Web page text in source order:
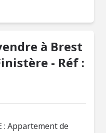
à Brest
- Réf :
: Appartement de